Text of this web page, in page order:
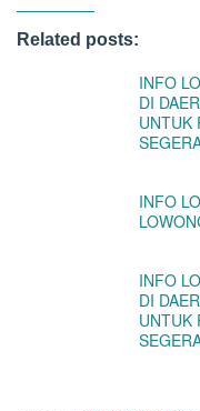
Related posts:
INFO
DI
UNTUK
INFO
INFO
DI
UNTUK